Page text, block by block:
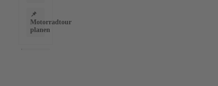
📌
Motorradtour
planen